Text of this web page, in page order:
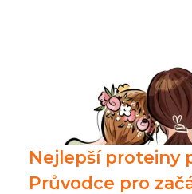
Nejlepší proteiny
Průvodce pro